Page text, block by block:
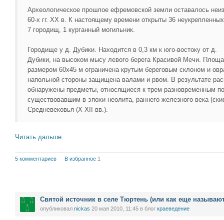
Археологическое прошлое ефремовской земли оставалось
60-х гг. XX в. К настоящему времени открыты 36
7 городищ, 1 курганный могильник.
Городище у д. Дубики. Находится в 0,3 км к юго-востоку от д.
Дубики, на высоком мысу левого берега Красивой Мечи.
размером 60x45 м ограничена крутым береговым склоном и
напольной стороны защищена валами и рвом. В результате
обнаружены предметы, относящиеся к трем разновременным
существовавшим в эпохи неолита, раннего железного века
Средневековья (Х-ХII вв.).
Читать дальше
5 комментариев В избранное 1
Святой источник в селе Тюртень (или как еще
опубликовал nickas 20 мая 2010, 11:45 в блог краеведение